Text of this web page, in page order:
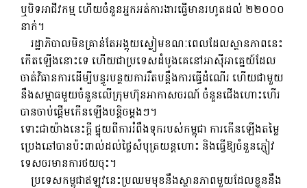
ឬបិទអាជីវកម្ម ហើយចំនួនអ្នកអត់ការងារធ្វើមានរហូតដល់ ២២០០០
នាក់។
រដ្ឋាភិបាលមិនគ្រាន់តែអង្គុយស្ងៀមខណៈពេលដែលស្ថានភាពនេះ
កើតឡើងនោះទេ ហើយជាប្រទេសដំបូងគេនៅអាស៊ីអាគ្នេយ៍ដែល
ចាត់វិធានការដើម្បីបន្ធូរបន្ថយការរឹតបន្តឹងការធ្វើដំណើរ ហើយជាមួយ
នឹងសម្ពាធមួយចំនួនលើក្រុមហ៊ុនអាកាសចរណ៍ ចំនួនជើងហោះហើរ
បានចាប់ផ្តើមកើនឡើងបន្តិចម្តងៗ។
ទោះជាយ៉ាងនេះក្តី ផ្ទុយពីការរំពឹងទុករបស់កម្ពុជា ការកើនឡើងតម្លៃ
ប្រេងឆៅបានប៉ះពាល់ដល់ថ្លៃសំបុត្រយន្តហោះ និងធ្វើឱ្យចំនួនភ្ញៀវ
ទេសចរមានការថយចុះ។
ប្រទេសកម្ពុជាឥឡូវនេះប្រឈមមុខនឹងស្ថានភាពមួយដែលខ្លួននឹង